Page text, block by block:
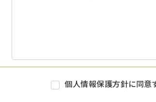
個人情報保護方針に同意